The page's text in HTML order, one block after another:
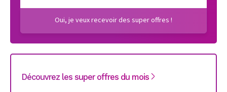
Oui, je veux recevoir des super offres !
Découvrez les super offres du mois